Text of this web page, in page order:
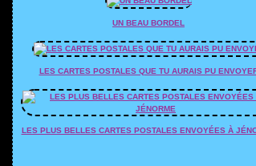
UN BEAU BORDEL
LES CARTES POSTALES QUE TU AURAIS PU
LES PLUS BELLES CARTES POSTALES ENVOYÉES À